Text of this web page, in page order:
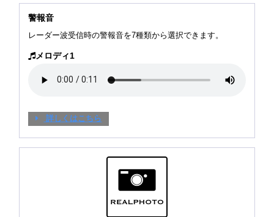
警報音
レーダー波受信時の警報音を7種類から選択できます。
メロディ1
詳しくはこちら